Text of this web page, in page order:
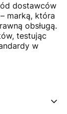
dostawców
marką, która
obsługą.
testując
w